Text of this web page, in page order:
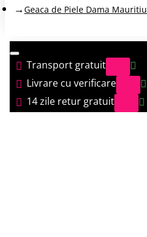
Geaca de Piele Dama
Transport gratuit
Livrare cu verificare
14 zile retur gratuit